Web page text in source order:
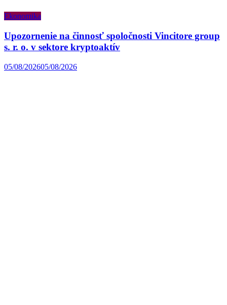
Ekonomika
Upozornenie na činnosť spoločnosti Vincitore group
s. r. o. v sektore kryptoaktív
05/08/202605/08/2026